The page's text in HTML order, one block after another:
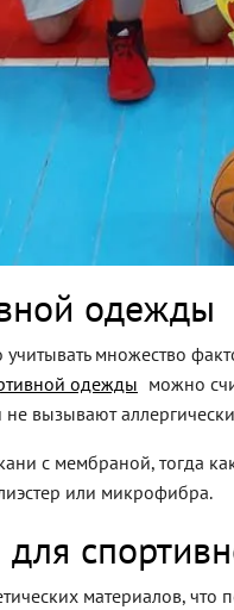
одежды
множество
одежды можно
вызывают
с мембраной, тогда
или микрофибра.
для
материалов,